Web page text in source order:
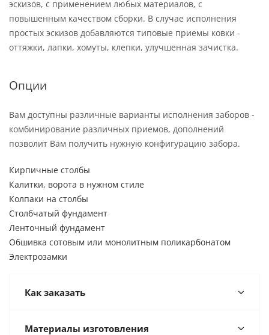
эскизов, с применением любых материалов, с
повышенным качеством сборки. В случае исполнения
простых эскизов добавляются типовые приемы ковки -
оттяжки, лапки, хомуты, клепки, улучшенная зачистка.
Опции
Вам доступны различные варианты исполнения заборов -
комбинирование различных приемов, дополнений
позволит Вам получить нужную конфигурацию забора.
Кирпичные столбы
Калитки, ворота в нужном стиле
Колпаки на столбы
Столбчатый фундамент
Ленточный фундамент
Обшивка сотовым или монолитным поликарбонатом
Электрозамки
Как заказать
Материалы изготовления